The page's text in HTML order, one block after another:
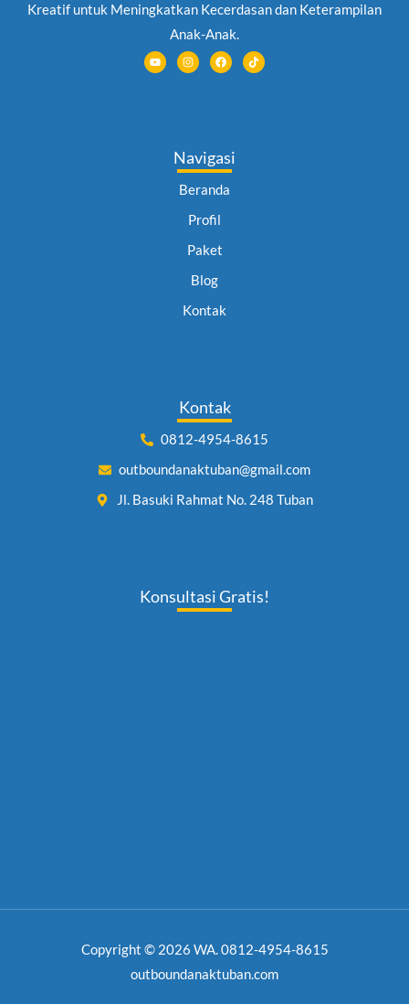
Kreatif untuk Meningkatkan Kecerdasan dan Keterampilan
Anak-Anak.
Y
o
u
I
n
s
F
a
c
T
i
k
Navigasi
Beranda
Profil
Paket
Blog
Kontak
Kontak
0812-4954-8615
outboundanaktuban@gmail.com
Jl. Basuki Rahmat No. 248 Tuban
Konsultasi Gratis!
Copyright © 2026 WA. 0812-4954-8615
outboundanaktuban.com